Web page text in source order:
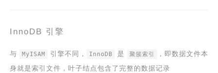
InnoDB 引擎
与 MyISAM 引擎不同， InnoDB 是 聚簇索引
，即数据文件本
身就是索引文件，叶子结点包含了完整的数据记录